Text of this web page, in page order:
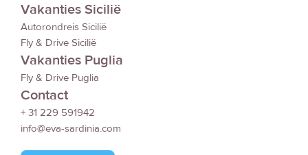
Vakanties Sicilië
Autorondreis Sicilië
Fly & Drive Sicilië
Vakanties Puglia
Fly & Drive Puglia
Contact
+ 31 229 591942
info@eva-sardinia.com